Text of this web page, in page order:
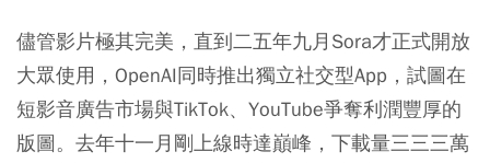
儘管影片極其完美，直到二五年九月Sora才正式開放
大眾使用，OpenAI同時推出獨立社交型App，試圖在
短影音廣告市場與TikTok、YouTube爭奪利潤豐厚的
版圖。去年十一月剛上線時達巔峰，下載量三三三萬